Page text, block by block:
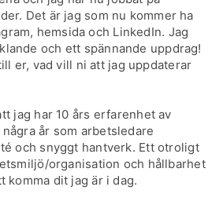
Det är jag som nu kommer ha
hemsida och LinkedIn. Jag
och ett spännande uppdrag!
er, vad vill ni att jag uppdaterar
jag har 10 års erfarenhet av
år som arbetsledare
och snyggt hantverk. Ett otroligt
organisation och hållbarhet
komma dit jag är i dag.